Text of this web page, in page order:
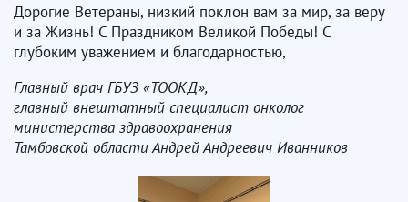
Дорогие Ветераны, низкий поклон вам за мир, за веру
и за Жизнь! С Праздником Великой Победы! С
глубоким уважением и благодарностью,
Главный врач ГБУЗ «ТООКД»,
главный внештатный специалист онколог
министерства здравоохранения
Тамбовской области Андрей Андреевич Иванников